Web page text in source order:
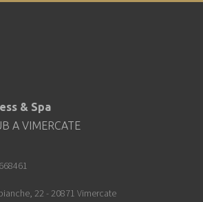
& Spa
A VIMERCATE
22 - 20871 Vimercate